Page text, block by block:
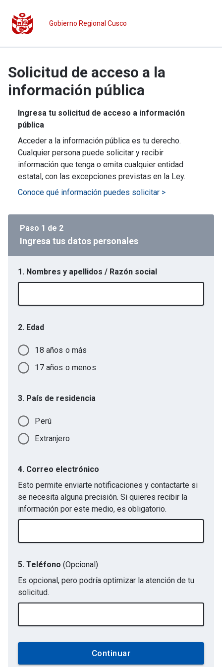
Gobierno Regional Cusco
Solicitud de acceso a la
información pública
Ingresa tu solicitud de acceso a información
pública
Acceder a la información pública es tu derecho.
Cualquier persona puede solicitar y recibir
información que tenga o emita cualquier entidad
estatal, con las excepciones previstas en la Ley.
Conoce qué información puedes solicitar >
Paso 1 de 2
Ingresa tus datos personales
1. Nombres y apellidos / Razón social
2. Edad
18 años o más
17 años o menos
3. País de residencia
Perú
Extranjero
4. Correo electrónico
Esto permite enviarte notificaciones y contactarte si
se necesita alguna precisión. Si quieres recibir la
información por este medio, es obligatorio.
5. Teléfono (Opcional)
Es opcional, pero podría optimizar la atención de tu
solicitud.
Continuar